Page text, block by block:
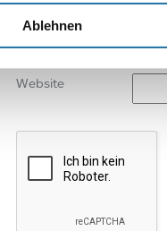
Ablehnen
E-Mail-Adresse
Website